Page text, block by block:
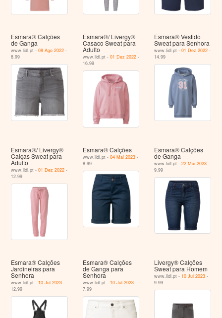
Esmara® Calções
de Ganga
www.lidl.pt -08 Ago 2022 -
8.99
Esmara®/ Livergy®
Casaco Sweat para
Adulto
www.lidl.pt - 01 Dez 2022-
16.99
Esmara® Vestido
Sweat para Senhora
www.lidl.pt -01 Dez 2022 -
14.99
Esmara®/ Livergy®
Calças Sweat para
Adulto
www.lidl.pt -01 Dez 2022 -
12.99
Esmara® Calções
www.lidl.pt - 04 Mai 2023-
8.99
Esmara® Calções
de Ganga
www.lidl.pt -22 Mai 2023 -
9.99
Esmara® Calções
Jardineiras para
Senhora
www.lidl.pt - 10 Jul 2023 -
12.99
Esmara® Calções
de Ganga para
Senhora
www.lidl.pt - 10 Jul 2023-
7.99
Livergy® Calções
Sweat para Homem
www.lidl.pt - 10 Jul 2023 -
9.99